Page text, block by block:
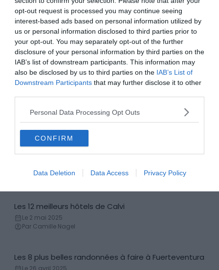
opt-out request is processed you may continue seeing
interest-based ads based on personal information utilized by
us or personal information disclosed to third parties prior to
your opt-out. You may separately opt-out of the further
disclosure of your personal information by third parties on the
IAB’s list of downstream participants. This information may
also be disclosed by us to third parties on the IAB’s List of
Downstream Participants that may further disclose it to other
Personal Data Processing Opt Outs
CONFIRM
Data Deletion Data Access Privacy Policy
Le 2 août 2023
Par Camille Nagel
Locations de vacances
HomeExchange, une expérience de vacances
unique et authentique
Le 8 septembre 2022
Par Camille Nagel
Village vacances
Le 26 avril 2025
Par Camille Nagel
Les 13 meilleurs hôtels de Bonifacio
Par Camille Nagel
Hôtels
Les 12 meilleurs hôtels de Calvi
Le 2 mai 2025
Par Camille Nagel
Randonnées
Les 8 plus belles randonnées à faire à Fuerteventura
Le 26 avril 2025